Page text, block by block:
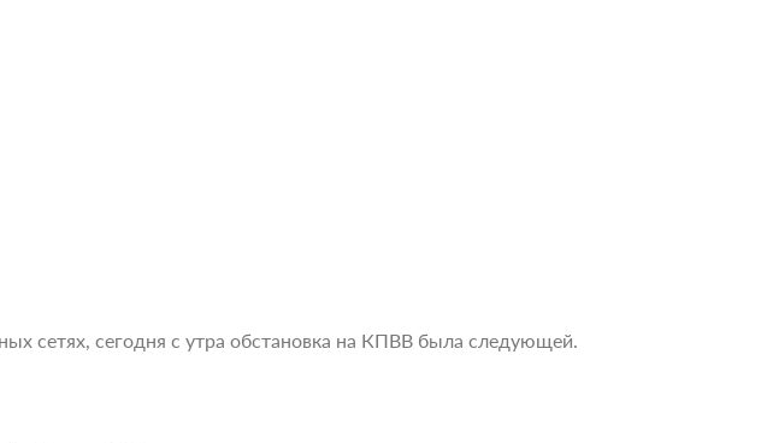
сетях, сегодня с утра обстановка на КПВВ была следующей.